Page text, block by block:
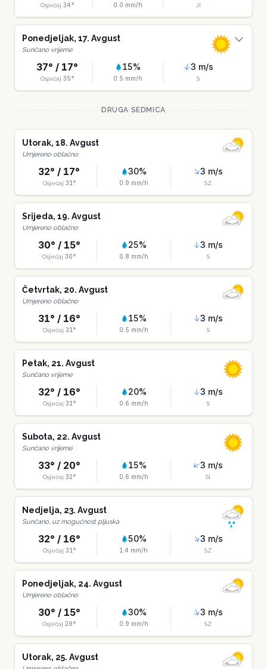
Osjećaj 34° 0.0 mm/h JI
Ponedjeljak, 17. Avgust
Sunčano vrijeme
37° / 17°
Osjećaj 35°
15%
0.5 mm/h
3 m/s
S
DRUGA SEDMICA
Utorak, 18. Avgust
Umjereno oblačno
32° / 17°
Osjećaj 31 °
30%
0.9 mm/h
3 m/s
SZ
Srijeda, 19. Avgust
Umjereno oblačno
30° / 15°
Osjećaj 30°
25%
0.8 mm/h
3 m/s
S
Četvrtak, 20. Avgust
Umjereno oblačno
31° / 16°
Osjećaj 31 °
15%
0.5 mm/h
3 m/s
S
Petak, 21. Avgust
Sunčano vrijeme
32° / 16°
Osjećaj 31 °
20%
0.6 mm/h
3 m/s
S
Subota, 22. Avgust
Sunčano vrijeme
33° / 20°
Osjećaj 32°
15%
0.6 mm/h
3 m/s
SI
Nedjelja, 23. Avgust
Sunčano, uz mogućnost pljuska
32° / 16°
Osjećaj 31 °
50%
1.4 mm/h
3 m/s
SZ
Ponedjeljak, 24. Avgust
Umjereno oblačno
30° / 15°
Osjećaj 29°
30%
0.9 mm/h
3 m/s
SZ
Utorak, 25. Avgust